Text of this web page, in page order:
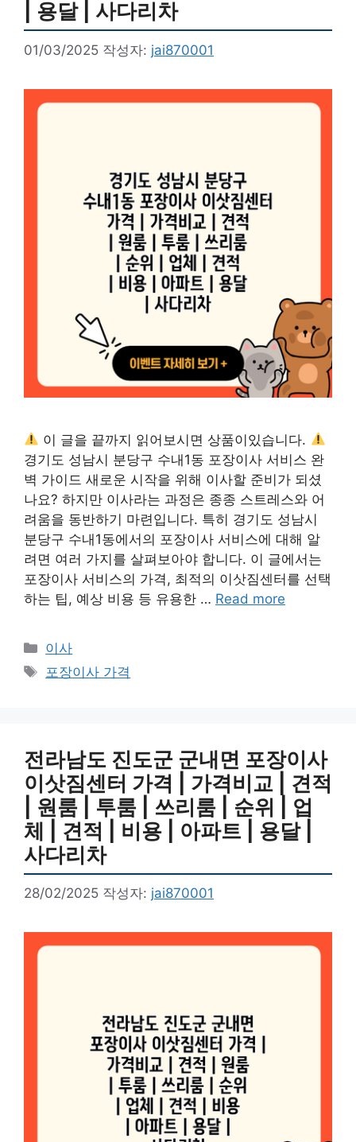
| 용달 | 사다리차
01/03/2025 작성자: jai870001
이 글을 끝까지 읽어보시면 상품이있습니다.
경기도 성남시 분당구 수내1동 포장이사 서비스 완
벽 가이드 새로운 시작을 위해 이사할 준비가 되셨
나요? 하지만 이사라는 과정은 종종 스트레스와 어
려움을 동반하기 마련입니다. 특히 경기도 성남시
분당구 수내1동에서의 포장이사 서비스에 대해 알
려면 여러 가지를 살펴보아야 합니다. 이 글에서는
포장이사 서비스의 가격, 최적의 이삿짐센터를 선택
하는 팁, 예상 비용 등 유용한 … Read more
카
테
이사
태
포장이사 가격
전라남도 진도군 군내면 포장이사
이삿짐센터 가격 | 가격비교 | 견적
| 원룸 | 투룸 | 쓰리룸 | 순위 | 업
체 | 견적 | 비용 | 아파트 | 용달 |
사다리차
28/02/2025 작성자: jai870001